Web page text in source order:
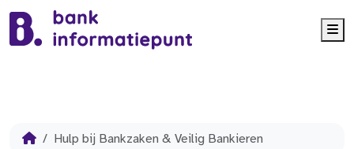
Hulp bij Bankzaken & Veilig Bankieren